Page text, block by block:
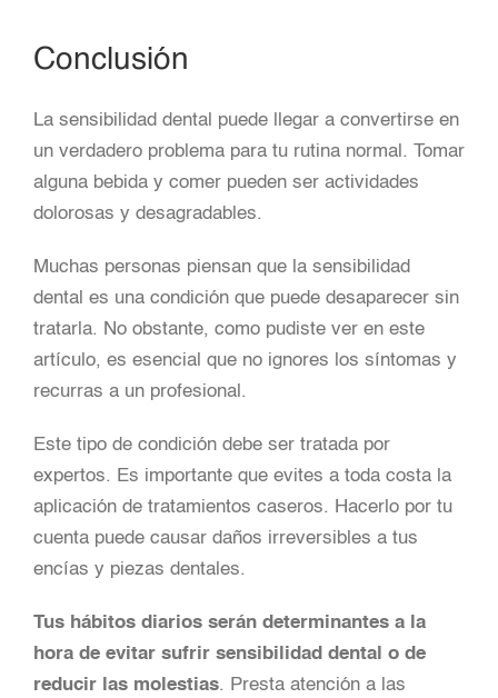
Conclusión
La sensibilidad dental puede llegar a convertirse en
un verdadero problema para tu rutina normal. Tomar
alguna bebida y comer pueden ser actividades
dolorosas y desagradables.
Muchas personas piensan que la sensibilidad
dental es una condición que puede desaparecer sin
tratarla. No obstante, como pudiste ver en este
artículo, es esencial que no ignores los síntomas y
recurras a un profesional.
Este tipo de condición debe ser tratada por
expertos. Es importante que evites a toda costa la
aplicación de tratamientos caseros. Hacerlo por tu
cuenta puede causar daños irreversibles a tus
encías y piezas dentales.
Tus hábitos diarios serán determinantes a la
hora de evitar sufrir sensibilidad dental o de
reducir las molestias. Presta atención a las